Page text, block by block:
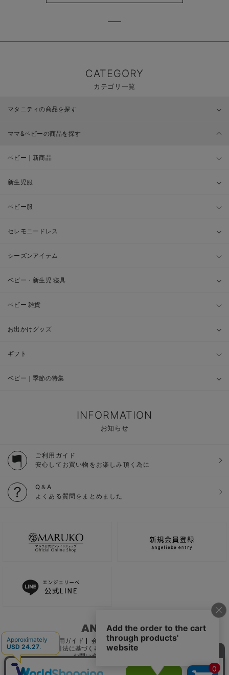
CATEGORY
カテゴリ一覧
マタニティの商品を探す
ママ&ベビーの商品を探す
ベビー｜新商品
新生児服
ベビー服
セレモニードレス
シーズンアイテム
ベビー・新生児 寝具
ベビー 雑貨
お出かけグッズ
ギフト
ベビー｜季節の特集
INFORMATION
お知らせ
ご利用ガイド
安心してお買い物をお楽しみ頂く為に
Q＆A
よくある質問をまとめました
ご利用ガイド 会社概要 電子公告
利用規約
特定商取引法に基づく表記
個人情報保護方針
お問い合わせ